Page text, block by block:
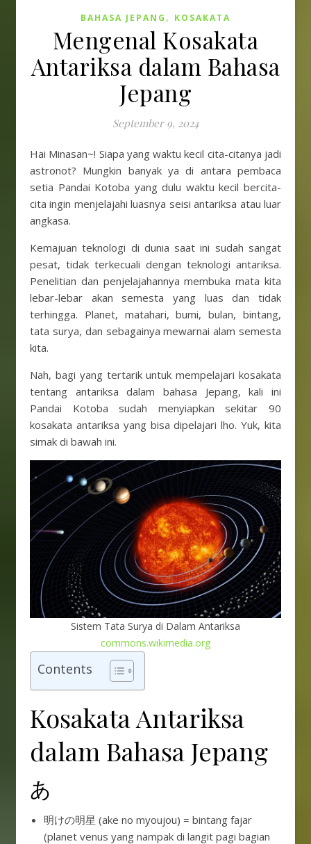
BAHASA JEPANG , KOSAKATA
Mengenal Kosakata
Antariksa dalam Bahasa
Jepang
September 9, 2024
Hai Minasan~! Siapa yang waktu kecil cita-citanya jadi
astronot? Mungkin banyak ya di antara pembaca
setia Pandai Kotoba yang dulu waktu kecil bercita-
cita ingin menjelajahi luasnya seisi antariksa atau luar
angkasa.
Kemajuan teknologi di dunia saat ini sudah sangat
pesat, tidak terkecuali dengan teknologi antariksa.
Penelitian dan penjelajahannya membuka mata kita
lebar-lebar akan semesta yang luas dan tidak
terhingga. Planet, matahari, bumi, bulan, bintang,
tata surya, dan sebagainya mewarnai alam semesta
kita.
Nah, bagi yang tertarik untuk mempelajari kosakata
tentang antariksa dalam bahasa Jepang, kali ini
Pandai Kotoba sudah menyiapkan sekitar 90
kosakata antariksa yang bisa dipelajari lho. Yuk, kita
simak di bawah ini.
Sistem Tata Surya di Dalam Antariksa
commons.wikimedia.org
Contents
Kosakata Antariksa
dalam Bahasa Jepang
あ
明けの明星 (ake no myoujou) = bintang fajar
(planet venus yang nampak di langit pagi bagian